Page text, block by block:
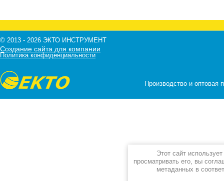
Этот сайт
просматривать его, вы
метаданных в
Производство и оптовая
© 2013 - 2026 ЭКТО ИНСТРУМЕНТ
Политика конфиденциальности
Создание сайта для компании